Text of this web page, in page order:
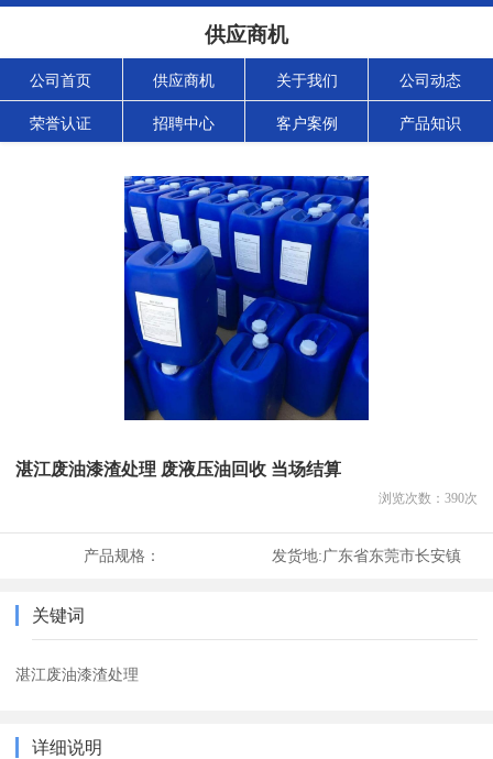
供应商机
公司首页 供应商机 关于我们 公司动态
荣誉认证 招聘中心 客户案例 产品知识
湛江废油漆渣处理 废液压油回收 当场结算
浏览次数： 390次
产品规格： 发货地:广东省东莞市长安镇
关键词
湛江废油漆渣处理
详细说明